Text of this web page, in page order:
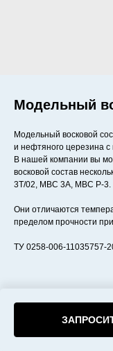
Модельный
Модельный восковой
и нефтяного церезина
В нашей компании вы
восковой состав
3Т/02, МВС 3А, МВС Р-3.
Они отличаются
пределом прочности
ТУ 0258-006-11035757-